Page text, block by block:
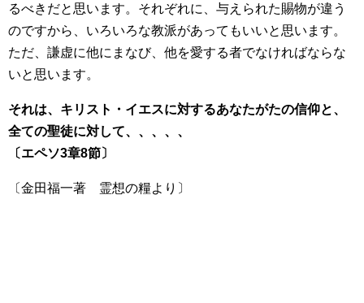
るべきだと思います。それぞれに、与えられた賜物が違う
のですから、いろいろな教派があってもいいと思います。
ただ、謙虚に他にまなび、他を愛する者でなければならな
いと思います。
それは、キリスト・イエスに対するあなたがたの信仰と、
全ての聖徒に対して、、、、、
〔エペソ3章8節〕
〔金田福一著 霊想の糧より〕